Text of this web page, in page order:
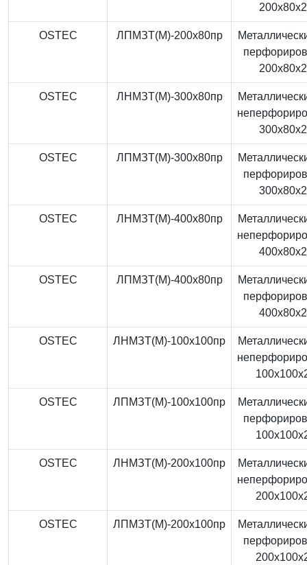
OSTEC ЛПМЗТ(М)-200x80пр
OSTEC ЛНМЗТ(М)-300x80пр
OSTEC ЛПМЗТ(М)-300x80пр
OSTEC ЛНМЗТ(М)-400x80пр
OSTEC ЛПМЗТ(М)-400x80пр
OSTEC ЛНМЗТ(М)-100x100пр
OSTEC ЛПМЗТ(М)-100x100пр
OSTEC ЛНМЗТ(М)-200x100пр
OSTEC ЛПМЗТ(М)-200x100пр